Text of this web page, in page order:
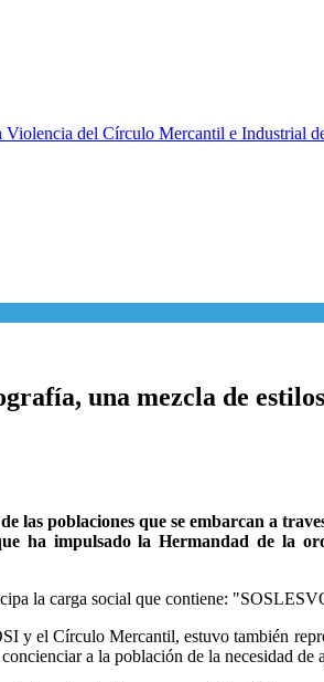
Violencia del Círculo Mercantil e Industrial
una mezcla de
las poblaciones que se embarcan a
ha impulsado la Hermandad de la
la carga social que contiene:
y el Círculo Mercantil, estuvo también
a la población de la necesidad de